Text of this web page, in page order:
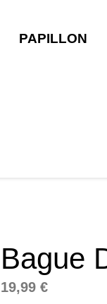
PAPILLON
Bague
19,99€